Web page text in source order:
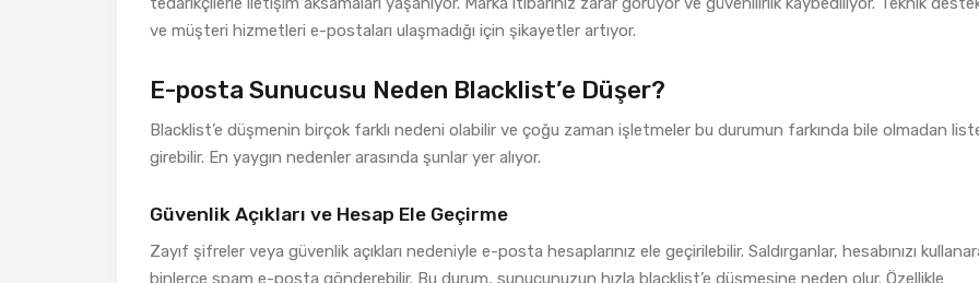
ve müşteri hizmetleri e-postaları ulaşmadığı için şikayetler artıyor.
E-posta Sunucusu Neden Blacklist’e Düşer?
Blacklist’e düşmenin birçok farklı nedeni olabilir ve çoğu zaman işletmeler bu durumun farkında bile olmadan
girebilir. En yaygın nedenler arasında şunlar yer alıyor.
Güvenlik Açıkları ve Hesap Ele Geçirme
Zayıf şifreler veya güvenlik açıkları nedeniyle e-posta hesaplarınız ele geçirilebilir. Saldırganlar, hesabınızı
binlerce spam e-posta gönderebilir. Bu durum, sunucunuzun hızla blacklist’e düşmesine neden olur. Özellikle